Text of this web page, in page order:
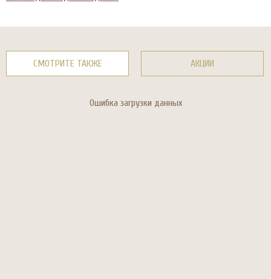
СМОТРИТЕ ТАКЖЕ АКЦИИ
Ошибка загрузки данных